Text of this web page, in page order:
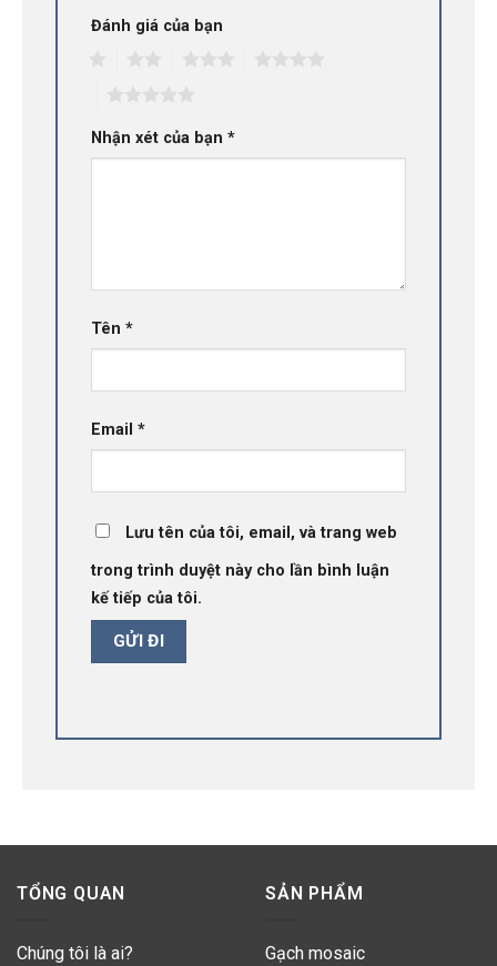
Đánh giá của bạn
Nhận xét của bạn *
Tên *
Email *
Lưu tên của tôi, email, và trang web
trong trình duyệt này cho lần bình luận
kế tiếp của tôi.
TỔNG QUAN
Chúng tôi là ai?
SẢN PHẨM
Gạch mosaic